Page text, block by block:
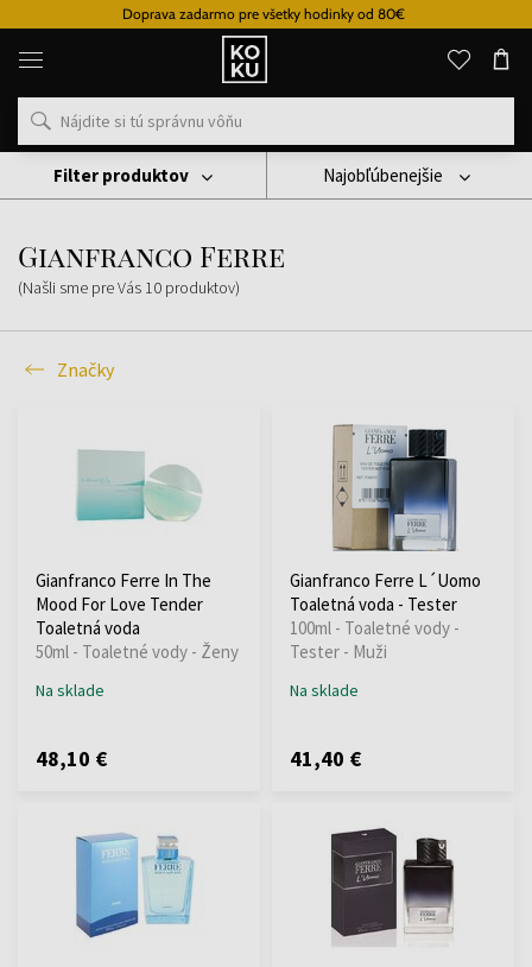
Doprava zadarmo pre všetky hodinky od 80€
Originálne
parfémy
hodinky
na
mieste
Značky
Gianfranco Ferre
Gianfranco Ferre
(Našli sme pre Vás 10 produktov)
Najobľúbenejšie
Značky
Filter produktov
Gianfranco Ferre In The
Mood For Love Tender
Toaletná voda
50ml - Toaletné vody - Ženy
Na sklade
48,10 €
Gianfranco Ferre L´Uomo
Toaletná voda - Tester
100ml - Toaletné vody -
Tester - Muži
Na sklade
41,40 €